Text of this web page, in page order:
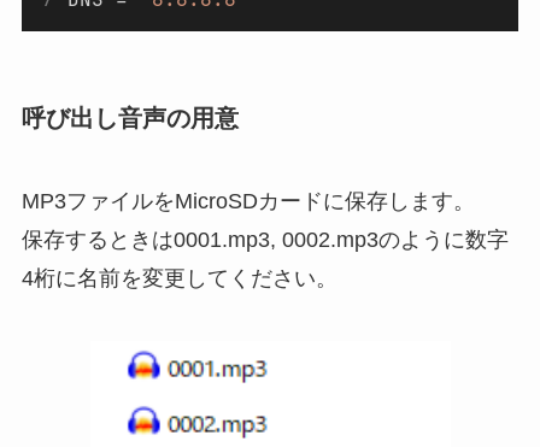
呼び出し音声の用意
MP3ファイルをMicroSDカードに保存します。
保存するときは0001.mp3, 0002.mp3のように数字
4桁に名前を変更してください。